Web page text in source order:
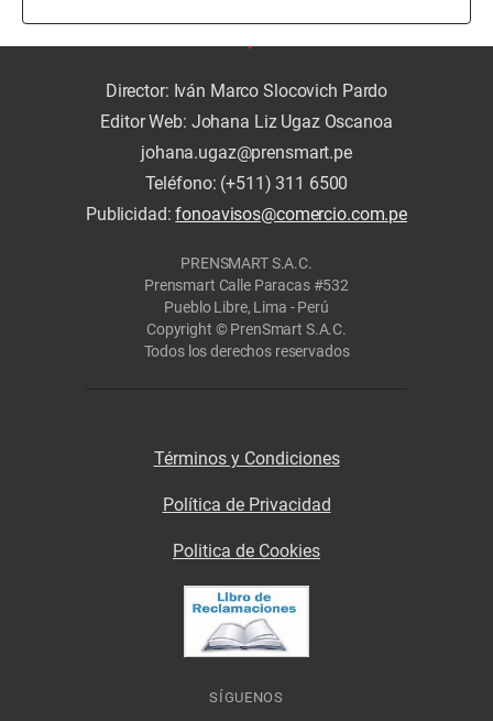
Director: Iván Marco Slocovich Pardo
Editor Web: Johana Liz Ugaz Oscanoa
johana.ugaz@prensmart.pe
Teléfono: (+511) 311 6500
Publicidad:fonoavisos@comercio.com.pe
PRENSMART S.A.C.
Prensmart Calle Paracas #532
Pueblo Libre, Lima - Perú
Copyright © PrenSmart S.A.C.
Todos los derechos reservados
Términos y Condiciones
Política de Privacidad
Politica de Cookies
SÍGUENOS